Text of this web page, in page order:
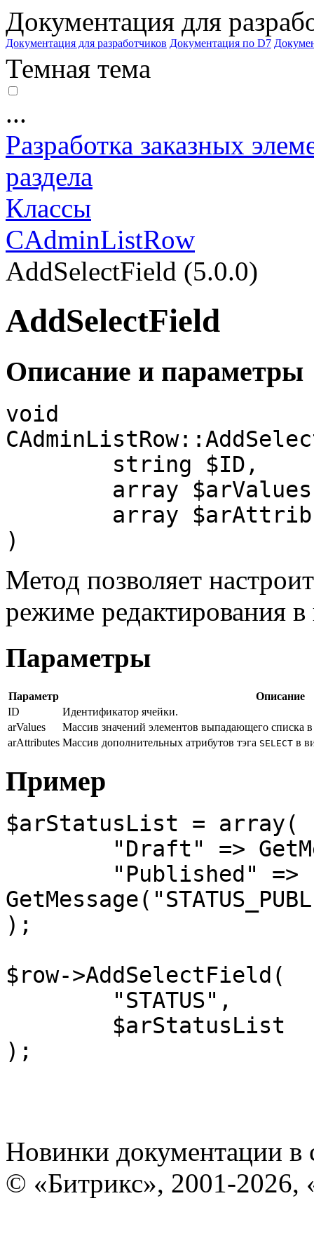
Документация для
Документация для разработчиков Документация по D7
Темная тема
...
Разработка заказных
раздела
Классы
CAdminListRow
AddSelectField (5.0.0)
AddSelectField
Описание и параметры
void
)
Метод позволяет
режиме редактирования
Параметры
Параметр
Описание
ID
Идентификатор ячейки.
arValues
Массив значений элементов выпадающего списка
arAttributes Массив дополнительных атрибутов тэга SELECT в
Пример
$arStatusList = array(
);
$row->AddSelectField(
);
Новинки документации в
© «Битрикс», 2001-2026,